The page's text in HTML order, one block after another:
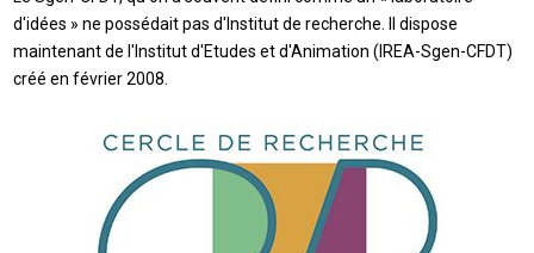
d'idées » ne possédait pas d'Institut de recherche. Il dispose
maintenant de l'Institut d'Etudes et d'Animation (IREA-Sgen-CFDT)
créé en février 2008.